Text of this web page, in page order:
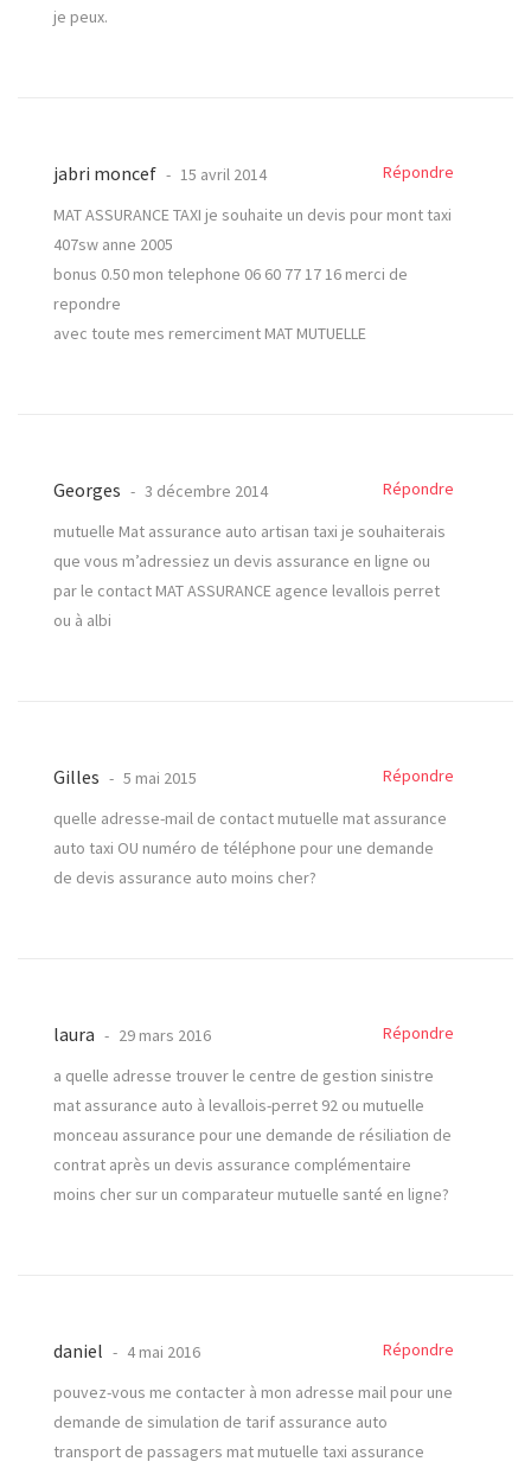
je peux.
jabri moncef 15 avril 2014
Répondre
MAT ASSURANCE TAXI je souhaite un devis pour mont taxi
407sw anne 2005
bonus 0.50 mon telephone 06 60 77 17 16 merci de
repondre
avec toute mes remerciment MAT MUTUELLE
Georges 3 décembre 2014
Répondre
mutuelle Mat assurance auto artisan taxi je souhaiterais
que vous m’adressiez un devis assurance en ligne ou
par le contact MAT ASSURANCE agence levallois perret
ou à albi
Gilles 5 mai 2015
Répondre
quelle adresse-mail de contact mutuelle mat assurance
auto taxi OU numéro de téléphone pour une demande
de devis assurance auto moins cher?
laura 29 mars 2016
Répondre
a quelle adresse trouver le centre de gestion sinistre
mat assurance auto à levallois-perret 92 ou mutuelle
monceau assurance pour une demande de résiliation de
contrat après un devis assurance complémentaire
moins cher sur un comparateur mutuelle santé en ligne?
daniel 4 mai 2016
Répondre
pouvez-vous me contacter à mon adresse mail pour une
demande de simulation de tarif assurance auto
transport de passagers mat mutuelle taxi assurance